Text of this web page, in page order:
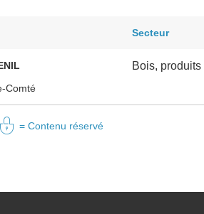
Secteur
Comté
Bois,
= Contenu réservé